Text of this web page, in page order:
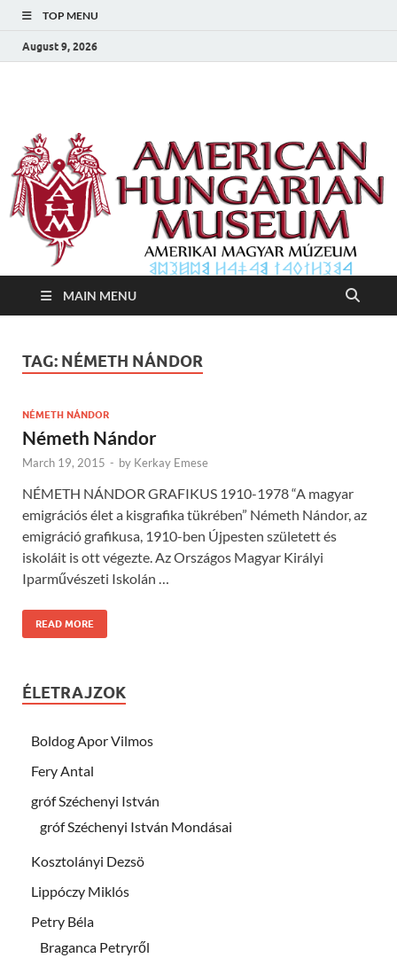
TOP MENU
August 9, 2026
Amerikai Magyar
Múzeum
MAIN MENU
TAG: NÉMETH NÁNDOR
NÉMETH NÁNDOR
Németh Nándor
March 19, 2015 - by Kerkay Emese
NÉMETH NÁNDOR GRAFIKUS 1910-1978 “A magyar
emigrációs élet a kisgrafika tükrében” Németh Nándor, az
emigráció grafikusa, 1910-ben Újpesten született és
iskoláit is ott végezte. Az Országos Magyar Királyi
Iparművészeti Iskolán …
READ MORE
ÉLETRAJZOK
Boldog Apor Vilmos
Fery Antal
gróf Széchenyi István
gróf Széchenyi István Mondásai
Kosztolányi Dezsö
Lippóczy Miklós
Petry Béla
Braganca Petryről